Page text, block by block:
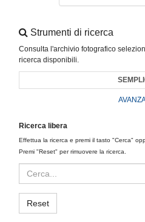
Strumenti di ricerca
Consulta l'archivio fotografico
ricerca disponibili.
Ricerca libera
Effettua la ricerca e premi il tasto "Cerca"
Premi "Reset" per rimuovere la ricerca.
Reset